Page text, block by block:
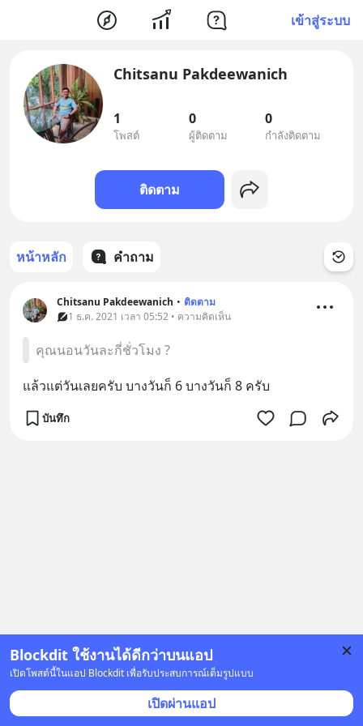
เข้าสู่ระบบ
Blockdit ใช้งานได้ดีกว่าบนแอป
เปิดโพสต์นี้ในแอป Blockdit เพื่อรับประสบการณ์เต็มรูปแบบ
เปิดผ่านแอป
Chitsanu Pakdeewanich
1
โพสต์
0
ผู้ติดตาม
0
กำลังติดตาม
ติดตาม
หน้าหลัก คำถาม
Chitsanu Pakdeewanich • ติดตาม
1 ธ.ค. 2021 เวลา 05:52 • ความคิดเห็น
คุณนอนวันละกี่ชั่วโมง ?
แล้วแต่วันเลยครับ บางวันก็ 6 บางวันก็ 8 ครับ
บันทึก